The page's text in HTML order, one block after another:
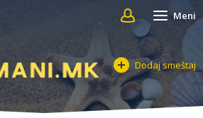
Meni
Dodaj smeštaj